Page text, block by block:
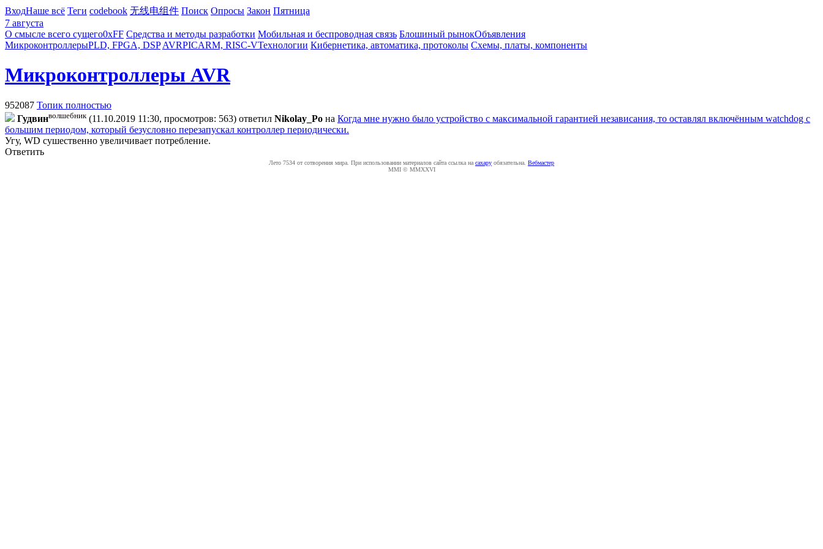
ВходНаше всё Теги codebook 无线电组件 Поиск Опросы Закон Пятница
7 августа
О смысле всего сущего0xFF Средства и методы разработки Мобильная и беспроводная связь Блошиный рынокОбъявления
МикроконтроллерыPLD, FPGA, DSP AVRPICARM, RISC-VТехнологии Кибернетика, автоматика, протоколы Схемы, платы, компоненты
Микроконтроллеры AVR
952087 Топик полностью
Гудвинволшебник (11.10.2019 11:30, просмотров: 563) ответил Nikolay_Po на Когда мне нужно было устройство с максимальной гарантией независания, то оставлял включённым watchdog с
большим периодом, который безусловно перезапускал контроллер периодически.
Угу, WD сушественно увеличивает потребление.
Ответить
Лето 7534 от сотворения мира. При использовании материалов сайта ссылка на caxapу обязательна. Вебмастер
MMI © MMXXVI